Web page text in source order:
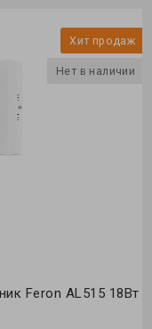
Хит продаж
Нет в наличии
Feron AL515 18Вт